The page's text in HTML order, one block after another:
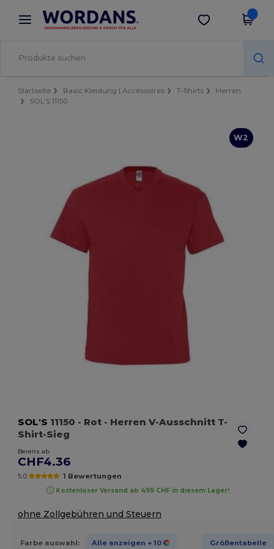
× Wordans App
Bessere Preise in der App!
App holen
Startseite Basic Kleidung | Accessoires T-Shirts
Herren
SOL'S 11150
W2
SOL'S 11150 - Rot - Herren V-Ausschnitt T-
Shirt-Sieg
Bereits ab
CHF4.36
5.0 1 Bewertungen
Kostenloser Versand ab 499 CHF in diesem Lager!
ohne Zollgebühren und Steuern
Farbe auswahl: Alle anzeigen + 10 Größentabelle